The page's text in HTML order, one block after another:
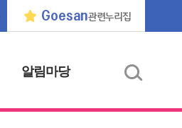
Goesan관련누리집
알림마당